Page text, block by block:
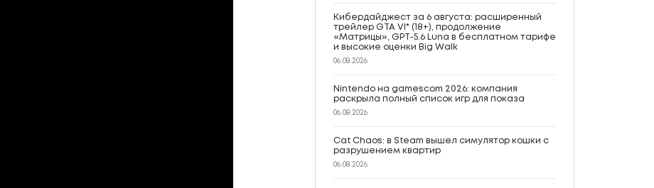
Кибердайджест за 6 августа: расширенный
трейлер GTA VI* (18+), продолжение
«Матрицы», GPT-5.6 Luna в бесплатном тарифе
и высокие оценки Big Walk
06.08.2026
Nintendo на gamescom 2026: компания
раскрыла полный список игр для показа
06.08.2026
Cat Chaos: в Steam вышел симулятор кошки с
разрушением квартир
06.08.2026